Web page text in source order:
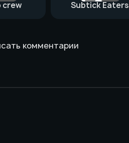
crew Subtick Eaters
комментарии